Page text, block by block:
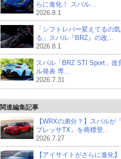
らに進化！ スバル...
2026.8.1
「シフトレバー変えてるの
る」スバル『BRZ』の改...
2026.8.1
スバル「BRZ STI Sport」改
ル発表 専...
2026.7.31
関連編集記事
【WRXの弟分？】スバルが
プレッサTX」を商標登...
2026.7.27
【アイサイトがさらに進化